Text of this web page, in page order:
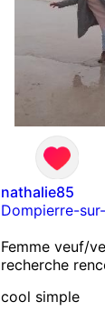
nathalie85
Dompierre-
Femme veuf/
recherche
cool simple